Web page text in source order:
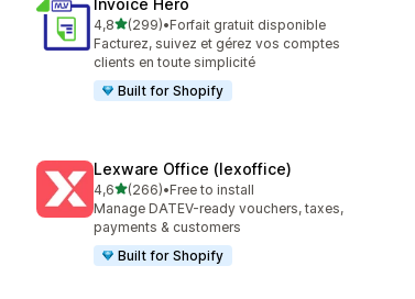
Invoice Hero
4,8étoile(s) sur 5
(299)
299 avis au total
•Forfait gratuit disponible
Facturez, suivez et gérez vos comptes
clients en toute simplicité
Built for Shopify
Lexware Office (lexoffice)
4,6étoile(s) sur 5
(266)
266 avis au total
•Free to install
Manage DATEV-ready vouchers, taxes,
payments & customers
Built for Shopify